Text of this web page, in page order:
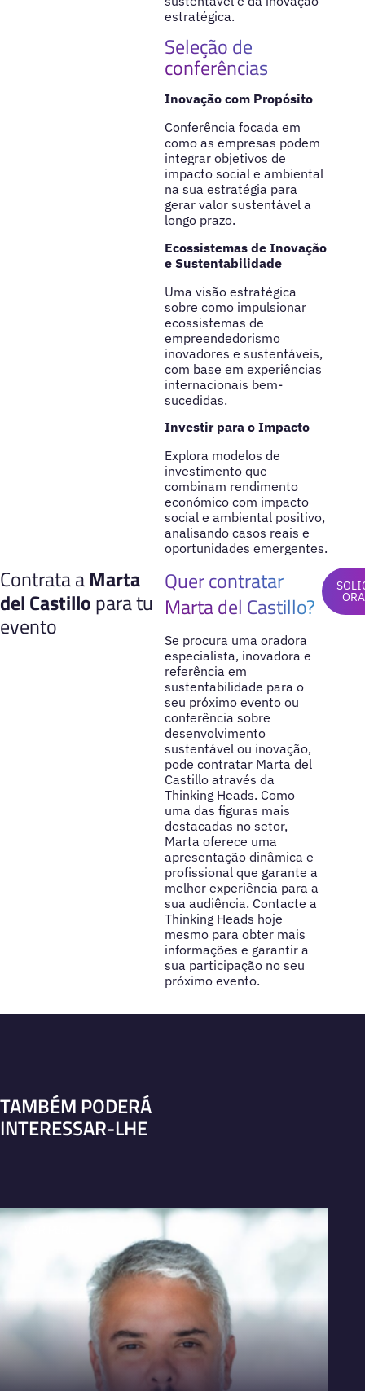
estratégica.
Seleção de
conferências
Inovação com Propósito
Conferência focada em
como as empresas podem
integrar objetivos de
impacto social e ambiental
na sua estratégia para
gerar valor sustentável a
longo prazo.
Ecossistemas de Inovação
e Sustentabilidade
Uma visão estratégica
sobre como impulsionar
ecossistemas de
empreendedorismo
inovadores e sustentáveis,
com base em experiências
internacionais bem-
sucedidas.
Investir para o Impacto
Explora modelos de
investimento que
combinam rendimento
económico com impacto
social e ambiental positivo,
analisando casos reais e
oportunidades emergentes.
Contrata aMarta
del Castillopara tu
evento
Quer contratar
Marta del Castillo?
Se procura uma oradora
especialista, inovadora e
referência em
sustentabilidade para o
seu próximo evento ou
conferência sobre
desenvolvimento
sustentável ou inovação,
pode contratar Marta del
Castillo através da
Thinking Heads. Como
uma das figuras mais
destacadas no setor,
Marta oferece uma
apresentação dinâmica e
profissional que garante a
melhor experiência para a
sua audiência. Contacte a
Thinking Heads hoje
mesmo para obter mais
informações e garantir a
sua participação no seu
próximo evento.
TAMBÉM PODERÁ
INTERESSAR-LHE